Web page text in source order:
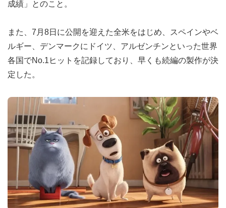
成績」とのこと。
また、7月8日に公開を迎えた全米をはじめ、スペインやベ
ルギー、デンマークにドイツ、アルゼンチンといった世界
各国でNo.1ヒットを記録しており、早くも続編の製作が決
定した。